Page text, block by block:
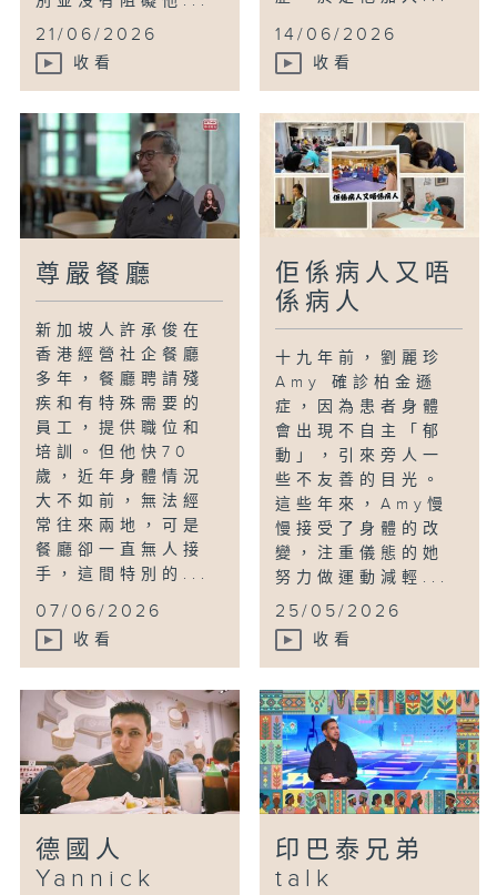
21/06/2026
收看
14/06/2026
收看
尊嚴餐廳
新加坡人許承俊在
香港經營社企餐廳
多年，餐廳聘請殘
疾和有特殊需要的
員工，提供職位和
培訓。但他快70
歲，近年身體情況
大不如前，無法經
常往來兩地，可是
餐廳卻一直無人接
手，這間特別的...
07/06/2026
收看
佢係病人又唔
係病人
十九年前，劉麗珍
Amy 確診柏金遜
症，因為患者身體
會出現不自主「郁
動」，引來旁人一
些不友善的目光。
這些年來，Amy慢
慢接受了身體的改
變，注重儀態的她
努力做運動減輕...
25/05/2026
收看
德國人
Yannick
印巴泰兄弟
talk